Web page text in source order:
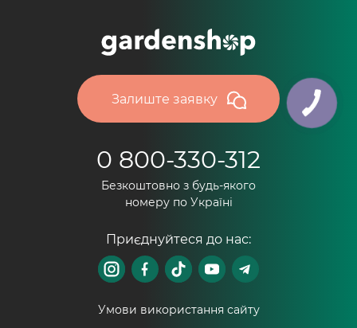
Залиште заявку
0 800-330-312
Безкоштовно з будь-якого
номеру по Україні
Приєднуйтеся до нас:
Умови використання сайту